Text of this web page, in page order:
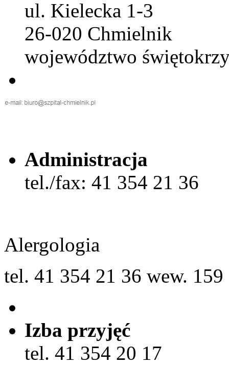
ul. Kielecka 1-3
26-020 Chmielnik
województwo
Administracja
tel./fax: 41 354 21 36
Alergologia
tel. 41 354 21 36 wew. 159
Izba przyjęć
tel. 41 354 20 17